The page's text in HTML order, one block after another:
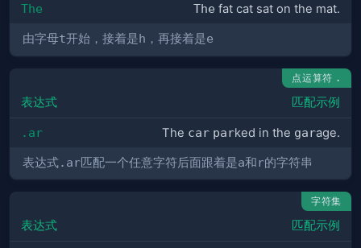
The The fat cat sat on the mat.
由字母t开始，接着是h ，再接着是e
点运算符 .
表达式 匹配示例
.ar The car parked in the garage.
表达式.ar匹配一个任意字符后面跟着是a和r的字符串
字符集
表达式 匹配示例